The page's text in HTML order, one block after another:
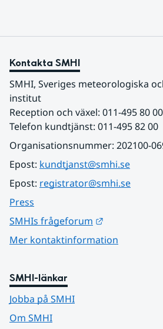
Kontakta SMHI
SMHI, Sveriges meteorologiska
institut
Reception och växel: 011-495 80 00
Telefon kundtjänst: 011-495 82 00
Organisationsnummer: 202100-
Epost: kundtjanst@smhi.se
Epost: registrator@smhi.se
Press
SMHIs frågeforum
Mer kontaktinformation
SMHI-länkar
Jobba på SMHI
Om SMHI